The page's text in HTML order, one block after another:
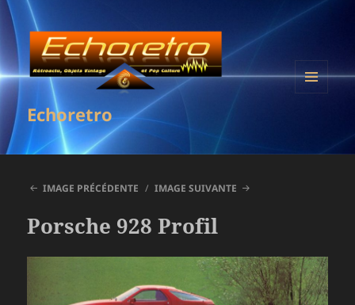
Echoretro
IMAGE PRÉCÉDENTE IMAGE SUIVANTE
Porsche 928 Profil